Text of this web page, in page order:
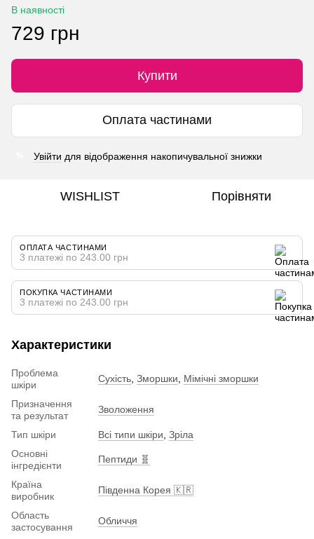
В наявності
729 грн
Купити
Оплата частинами
Увійти для відображення накопичувальної знижки
WISHLIST Порівняти
ОПЛАТА ЧАСТИНАМИ
3 платежі по 243.00 грн
ПОКУПКА ЧАСТИНАМИ
3 платежі по 243.00 грн
Характеристики
Проблема
шкіри
Сухість Зморшки Мімічні зморшки
Призначення
та результат
Зволоження
Тип шкіри Всі типи шкіри Зріла
Основні
інгредієнти
Пептиди 🧬
Країна
виробник
Південна Корея 🇰🇷
Область
застосування
Обличчя